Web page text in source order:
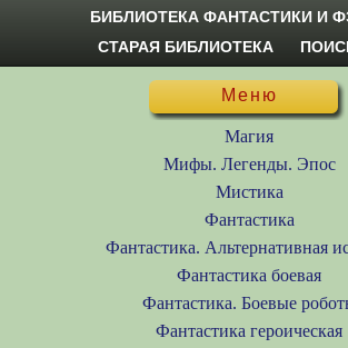
БИБЛИОТЕКА ФАНТАСТИКИ И
СТАРАЯ БИБЛИОТЕКА
Меню
Магия
Мифы. Легенды. Эпос
Мистика
Фантастика
Фантастика. Альтернативная
Фантастика боевая
Фантастика. Боевые
Фантастика героическая